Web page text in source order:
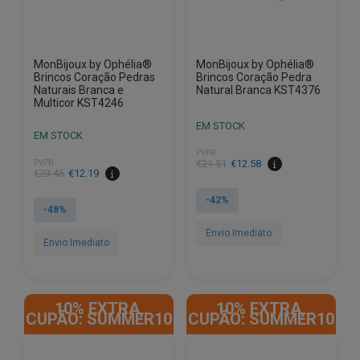
MonBijoux by Ophélia®
Brincos Coração Pedras
Naturais Branca e
Multicor KST4246
EM STOCK
PVPR
€23.46
O
original
€23.46.
€12.19
O
atual
€12.19.
-48%
Envio Imediato
MonBijoux by Ophélia®
Brincos Coração Pedra
Natural Branca KST4376
EM STOCK
PVPR
€21.51
O
original
€21.51.
€12.58
O
atual
€12.58.
-42%
Envio Imediato
10% EXTRA,
CUPÃO: SUMMER10
10% EXTRA,
CUPÃO: SUMMER10